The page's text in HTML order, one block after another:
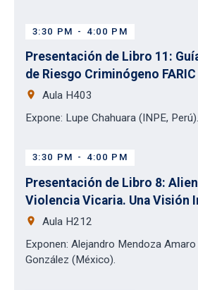
3:30 PM - 4:00 PM
Presentación de Libro 11:
de Riesgo Criminógeno FARIC
place
Aula H403
Expone: Lupe Chahuara (INPE, Perú).
3:30 PM - 4:00 PM
Presentación de Libro 8:
Violencia Vicaria. Una Visión
place
Aula H212
Exponen: Alejandro Mendoza
González (México).